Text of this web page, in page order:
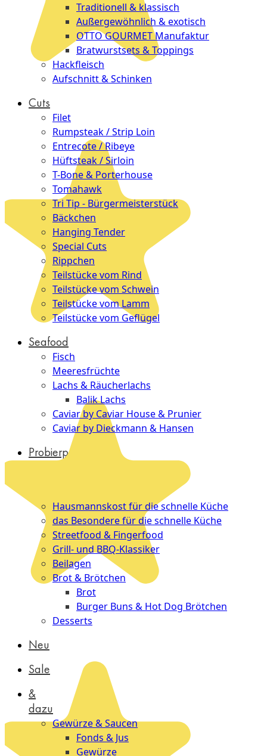
Traditionell & klassisch
Außergewöhnlich & exotisch
OTTO GOURMET Manufaktur
Bratwurstsets & Toppings
Hackfleisch
Aufschnitt & Schinken
Cuts
Filet
Rumpsteak / Strip Loin
Entrecote / Ribeye
Hüftsteak / Sirloin
T-Bone & Porterhouse
Tomahawk
Tri Tip - Bürgermeisterstück
Bäckchen
Hanging Tender
Special Cuts
Rippchen
Teilstücke vom Rind
Teilstücke vom Schwein
Teilstücke vom Lamm
Teilstücke vom Geflügel
Seafood
Fisch
Meeresfrüchte
Lachs & Räucherlachs
Balik Lachs
Caviar by Caviar House & Prunier
Caviar by Dieckmann & Hansen
Probierpakete
Hausmannskost für die schnelle Küche
das Besondere für die schnelle Küche
Streetfood & Fingerfood
Grill- und BBQ-Klassiker
Beilagen
Brot & Brötchen
Brot
Burger Buns & Hot Dog Brötchen
Desserts
Neu
Sale
&
dazu
Gewürze & Saucen
Fonds & Jus
Gewürze